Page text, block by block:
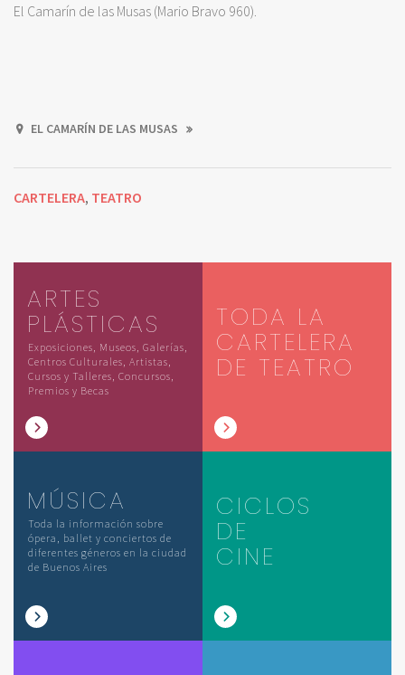
El Camarín de las Musas (Mario Bravo 960).
EL CAMARÍN DE LAS MUSAS
CARTELERA, TEATRO
ARTES
PLÁSTICAS
Exposiciones, Museos, Galerías,
Centros Culturales, Artistas,
Cursos y Talleres, Concursos,
Premios y Becas
TODA LA
CARTELERA
DE TEATRO
MÚSICA
Toda la información sobre
ópera, ballet y conciertos de
diferentes géneros en la ciudad
de Buenos Aires
CICLOS
DE
CINE